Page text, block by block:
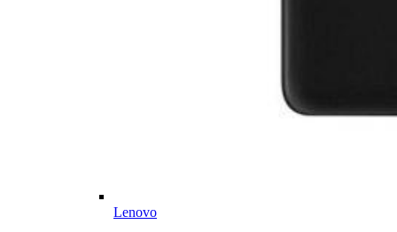
Lenovo